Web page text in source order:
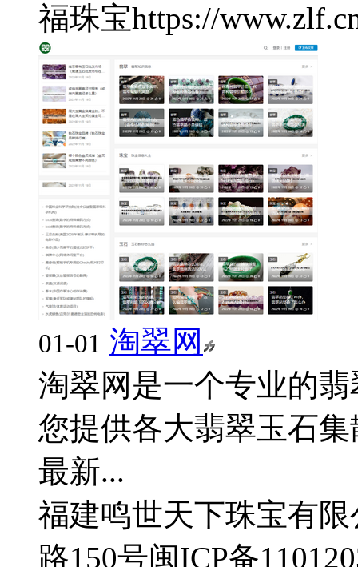
福珠宝https://
01-01 淘翠网
淘翠网是一个专业的
您提供各大翡翠玉石
最新...
福建鸣世天下珠宝有限
路150号闽ICP备